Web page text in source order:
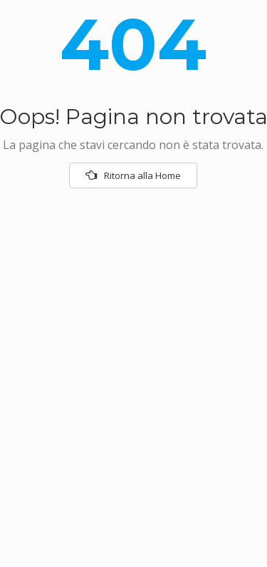
404
Oops! Pagina non trovata
La pagina che stavi cercando non è stata trovata.
Ritorna alla Home